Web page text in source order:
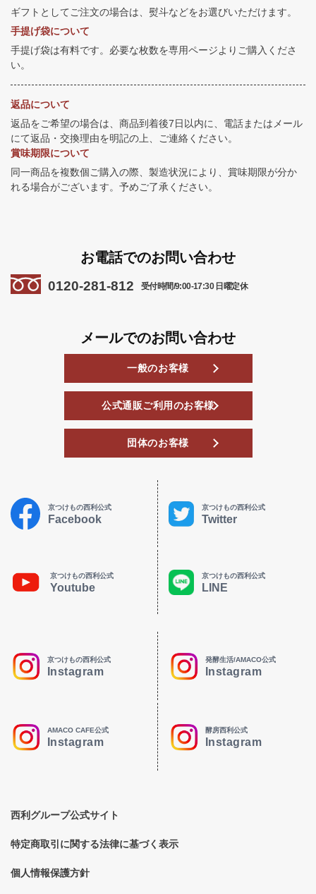
ギフトとしてご注文の場合は、熨斗などをお選びいただけます。
手提げ袋について
手提げ袋は有料です。必要な枚数を専用ページよりご購入くださ
い。
返品について
返品をご希望の場合は、商品到着後7日以内に、電話またはメール
にて返品・交換理由を明記の上、ご連絡ください。
賞味期限について
同一商品を複数個ご購入の際、製造状況により、賞味期限が分か
れる場合がございます。予めご了承ください。
お電話でのお問い合わせ
0120-281-812 受付時間/9:00-17:30 日曜定休
メールでのお問い合わせ
一般のお客様
公式通販ご利用のお客様
団体のお客様
京つけもの西利公式
Facebook
京つけもの西利公式
Twitter
京つけもの西利公式
Youtube
京つけもの西利公式
LINE
京つけもの西利公式
Instagram
発酵生活/AMACO公式
Instagram
AMACO CAFE公式
Instagram
酵房西利公式
Instagram
西利グループ公式サイト
特定商取引に関する法律に基づく表示
個人情報保護方針